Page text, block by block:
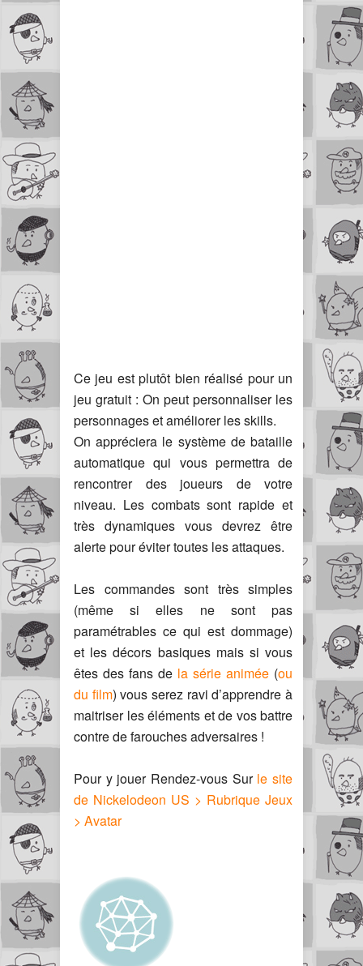
Ce jeu est plutôt bien réalisé pour un
jeu gratuit : On peut personnaliser les
personnages et améliorer les skills.
On appréciera le système de bataille
automatique qui vous permettra de
rencontrer des joueurs de votre
niveau. Les combats sont rapide et
très dynamiques vous devrez être
alerte pour éviter toutes les attaques.
Les commandes sont très simples
(même si elles ne sont pas
paramétrables ce qui est dommage)
et les décors basiques mais si vous
êtes des fans de la série animée (ou
du film) vous serez ravi d’apprendre à
maitriser les éléments et de vos battre
contre de farouches adversaires !
Pour y jouer Rendez-vous Sur le site
de Nickelodeon US > Rubrique Jeux
> Avatar